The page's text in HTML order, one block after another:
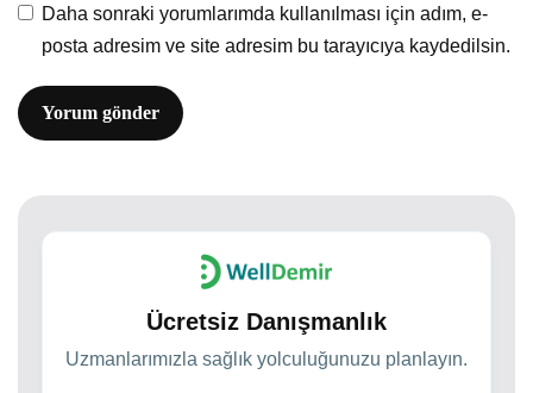
Daha sonraki yorumlarımda kullanılması için adım, e-
posta adresim ve site adresim bu tarayıcıya kaydedilsin.
Ücretsiz Danışmanlık
Uzmanlarımızla sağlık yolculuğunuzu planlayın.